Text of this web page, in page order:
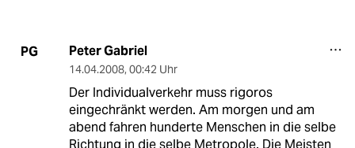
PG Peter Gabriel
14.04.2008, 00:42 Uhr
Der Individualverkehr muss rigoros
eingechränkt werden. Am morgen und am
abend fahren hunderte Menschen in die selbe
Richtung in die selbe Metropole. Die Meisten